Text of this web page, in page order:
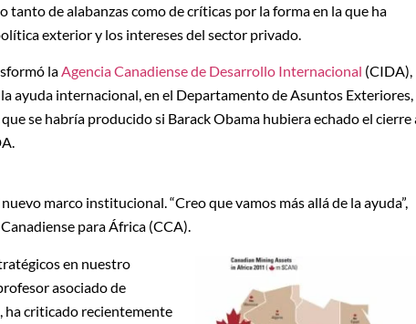
de alabanzas como de críticas por la forma en la que ha
exterior y los intereses del sector privado.
laAgencia Canadiense de Desarrollo Internacional (CIDA),
ayuda internacional, en el Departamento de Asuntos Exteriores,
se habría producido si Barack Obama hubiera echado el cierre
marco institucional. “Creo que vamos más allá de la ayuda”,
para África (CCA).
en nuestro
asociado de
ha criticado recientemente